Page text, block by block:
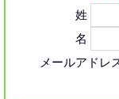
姓
名
メールアドレ